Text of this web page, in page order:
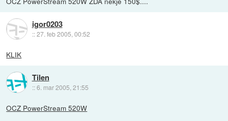
igor0203
::27. feb 2005, 00:52
KLIK
Tilen
::6. mar 2005, 21:55
OCZ PowerStream 520W